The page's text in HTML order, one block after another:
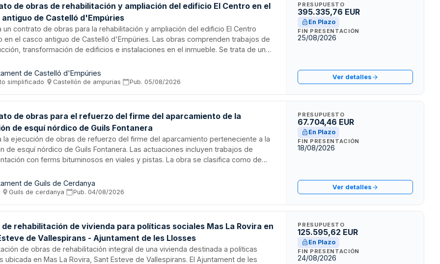
de obras de rehabilitación y ampliación del edificio El Centro en el
de Castelló d'Empúries
un contrato de obras para la rehabilitación y ampliación del edificio El Centro
en el casco antiguo de Castelló d'Empúries. Las obras comprenden trabajos de
transformación de edificios e instalaciones en el inmueble. Se trata de un
presupuestarias específicas. El control de calidad se realizará con el laboratorio
corriendo los costos a cargo del adjudicatario hasta un límite del 1,5% del
de Castelló d'Empúries
simplificado· Castellón de ampurias· Pub. 05/08/2026
PRESUPUESTO
395.335,76 EUR
En Plazo
FIN PRESENTACIÓN
25/08/2026
Ver detalles
de obras para el refuerzo del firme del aparcamiento de la
de esquí nórdico de Guils Fontanera
la ejecución de obras de refuerzo del firme del aparcamiento perteneciente a la
de esquí nórdico de Guils Fontanera. Las actuaciones incluyen trabajos de
con ferms bituminosos en viales y pistas. La obra se clasifica como de
de Obra Pública. El procedimiento de adjudicación se realizará conforme a
de mejor oferta económica entre las empresas que cumplan los requisitos
de Guils de Cerdanya
· Guils de cerdanya· Pub. 04/08/2026
PRESUPUESTO
67.704,46 EUR
En Plazo
FIN PRESENTACIÓN
18/08/2026
Ver detalles
de rehabilitación de vivienda para políticas sociales Mas La Rovira en
de Vallespirans - Ajuntament de les Llosses
de obras de rehabilitación integral de una vivienda destinada a políticas
ubicada en Mas La Rovira, Sant Esteve de Vallespirans. El Ajuntament de les
PRESUPUESTO
125.595,62 EUR
En Plazo
FIN PRESENTACIÓN
24/08/2026